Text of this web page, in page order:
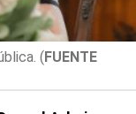
(FUENTE